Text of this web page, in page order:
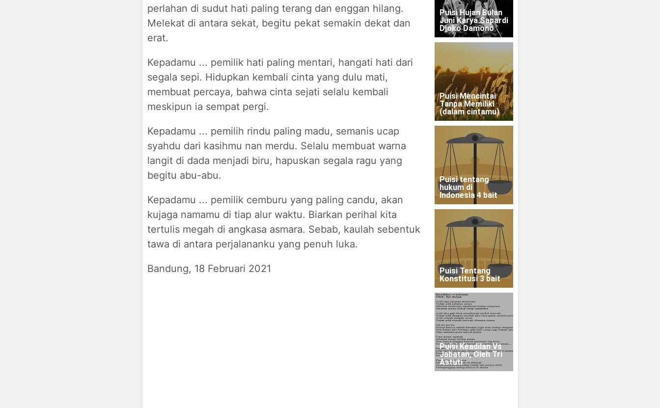
perlahan di sudut hati paling terang dan enggan hilang.
Melekat di antara sekat, begitu pekat semakin dekat dan
erat.
Kepadamu ... pemilik hati paling mentari, hangati hati dari
segala sepi. Hidupkan kembali cinta yang dulu mati,
membuat percaya, bahwa cinta sejati selalu kembali
meskipun ia sempat pergi.
Kepadamu ... pemilih rindu paling madu, semanis ucap
syahdu dari kasihmu nan merdu. Selalu membuat warna
langit di dada menjadi biru, hapuskan segala ragu yang
begitu abu-abu.
Kepadamu ... pemilik cemburu yang paling candu, akan
kujaga namamu di tiap alur waktu. Biarkan perihal kita
tertulis megah di angkasa asmara. Sebab, kaulah sebentuk
tawa di antara perjalananku yang penuh luka.
Bandung, 18 Februari 2021
Puisi Hujan Bulan
Juni Karya Sapardi
Djoko Damono
Puisi Mencintai
Tanpa Memiliki
(dalam cintamu)
Puisi tentang
hukum di
Indonesia 4 bait
Puisi Tentang
Konstitusi 3 bait
Puisi Keadilan Vs
Jabatan, Oleh Tri
Astuti